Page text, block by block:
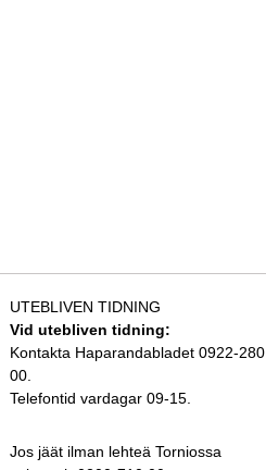
UTEBLIVEN TIDNING
Vid utebliven tidning:
Kontakta Haparandabladet 0922-280
00.
Telefontid vardagar 09-15.
Jos jäät ilman lehteä Torniossa